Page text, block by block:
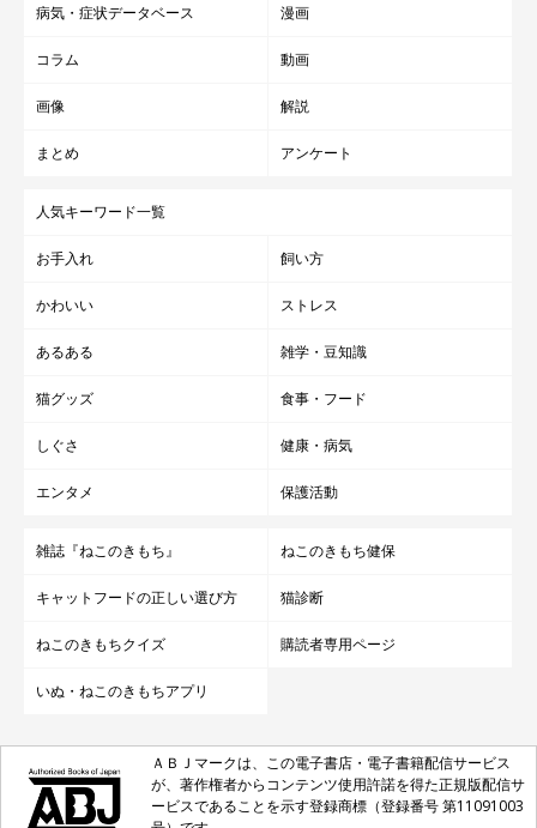
病気・症状データベース 漫画
コラム 動画
画像 解説
まとめ アンケート
人気キーワード一覧
お手入れ 飼い方
かわいい ストレス
あるある 雑学・豆知識
猫グッズ 食事・フード
しぐさ 健康・病気
エンタメ 保護活動
雑誌『ねこのきもち』 ねこのきもち健保
キャットフードの正しい選び方 猫診断
ねこのきもちクイズ 購読者専用ページ
いぬ・ねこのきもちアプリ
ＡＢＪマークは、この電子書店・電子書籍配信サービス
が、著作権者からコンテンツ使用許諾を得た正規版配信サ
ービスであることを示す登録商標（登録番号 第11091003